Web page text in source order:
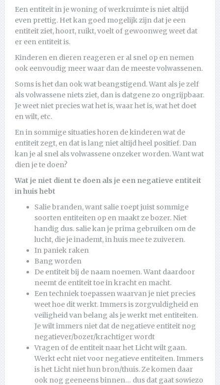
Een entiteit in je woning of werkruimte is niet altijd
even prettig. Het kan goed mogelijk zijn dat je een
entiteit ziet, hoort, ruikt, voelt of gewoonweg weet dat
er een entiteit is.
Kinderen en dieren reageren er al snel op en nemen
ook eenvoudig meer waar dan de meeste volwassenen.
Soms is het dan ook wat beangstigend. Want als je zelf
als volwassene niets ziet, dan is datgene zo ongrijpbaar.
Je weet niet precies wat het is, waar het is, wat het doet
en wilt, etc.
En in sommige situaties horen de kinderen wat de
entiteit zegt, en dat is lang niet altijd heel positief. Dan
kan je al snel als volwassene onzeker worden. Want wat
dien je te doen?
Wat je niet dient te doen als je een negatieve entiteit
in huis hebt
Salie branden, want salie roept juist sommige
soorten entiteiten op en maakt ze bozer. Niet
handig dus. salie kan je prima gebruiken om de
lucht, die je inademt, in huis mee te zuiveren.
In paniek raken
Bang worden
De entiteit bij de naam noemen. Want daardoor
neemt de entiteit toe in kracht en macht.
Een techniek toepassen waarvan je niet precies
weet hoe dit werkt. Immers is zorgvuldigheid en
veiligheid van belang als je werkt met entiteiten.
Je wilt immers niet dat de negatieve entiteit nog
negatiever/bozer/krachtiger wordt
Vragen of de entiteit naar het Licht wilt gaan.
Werkt echt niet voor negatieve entiteiten. Immers
is het Licht niet hun bron/thuis. Ze komen daar
ook nog geeneens binnen… dus dat gaat sowiezo